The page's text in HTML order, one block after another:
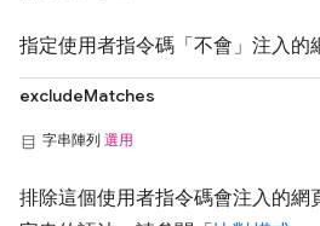
指定使用者指令碼「不會」注入的
excludeMatches
字串陣列 選用
排除這個使用者指令碼會注入的網